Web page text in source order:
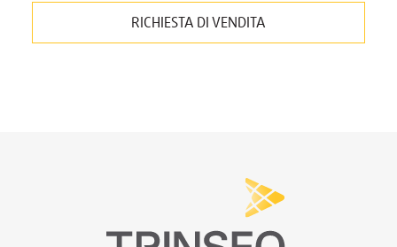
RICHIESTA DI VENDITA